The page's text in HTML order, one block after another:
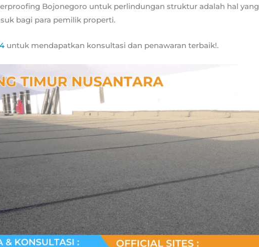
Bojonegoro untuk perlindungan struktur adalah hal yang
bagi para pemilik properti.
untuk mendapatkan konsultasi dan penawaran terbaik!.